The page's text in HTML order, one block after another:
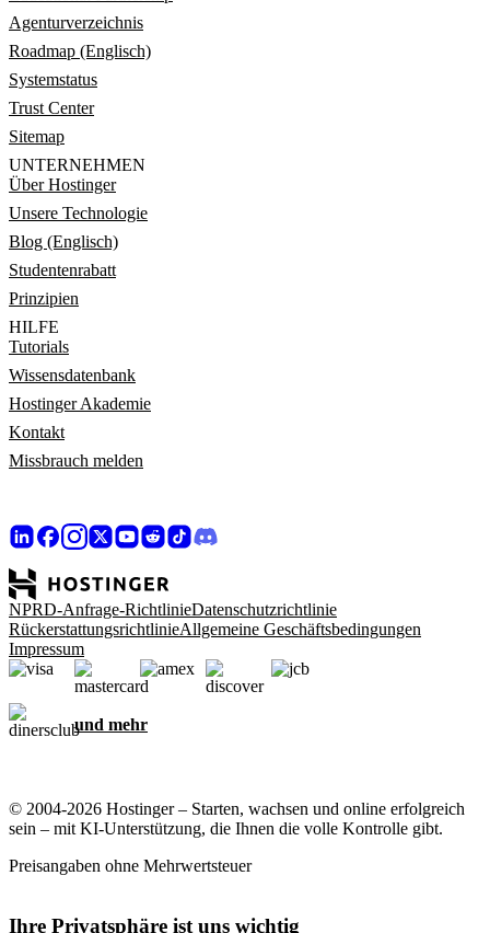
Agenturverzeichnis
Roadmap (Englisch)
Systemstatus
Trust Center
Sitemap
UNTERNEHMEN
Über Hostinger
Unsere Technologie
Blog (Englisch)
Studentenrabatt
Prinzipien
HILFE
Tutorials
Wissensdatenbank
Hostinger Akademie
Kontakt
Missbrauch melden
NPRD-Anfrage-RichtlinieDatenschutzrichtlinie
RückerstattungsrichtlinieAllgemeine Geschäftsbedingungen
Impressum
und mehr
© 2004-2026 Hostinger – Starten, wachsen und online erfolgreich
sein – mit KI-Unterstützung, die Ihnen die volle Kontrolle gibt.
Preisangaben ohne Mehrwertsteuer
Ihre Privatsphäre ist uns wichtig